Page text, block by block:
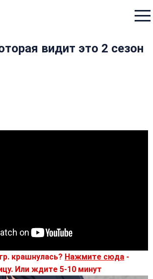
видит это 2 сезон
крашнулась? Нажмите сюда -
Или ждите 5-10 минут